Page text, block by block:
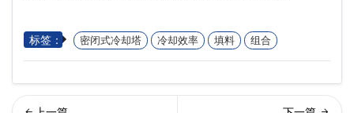
标签： 密闭式冷却塔 冷却效率 填料 组合